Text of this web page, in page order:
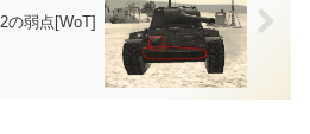
の弱点[WoT]